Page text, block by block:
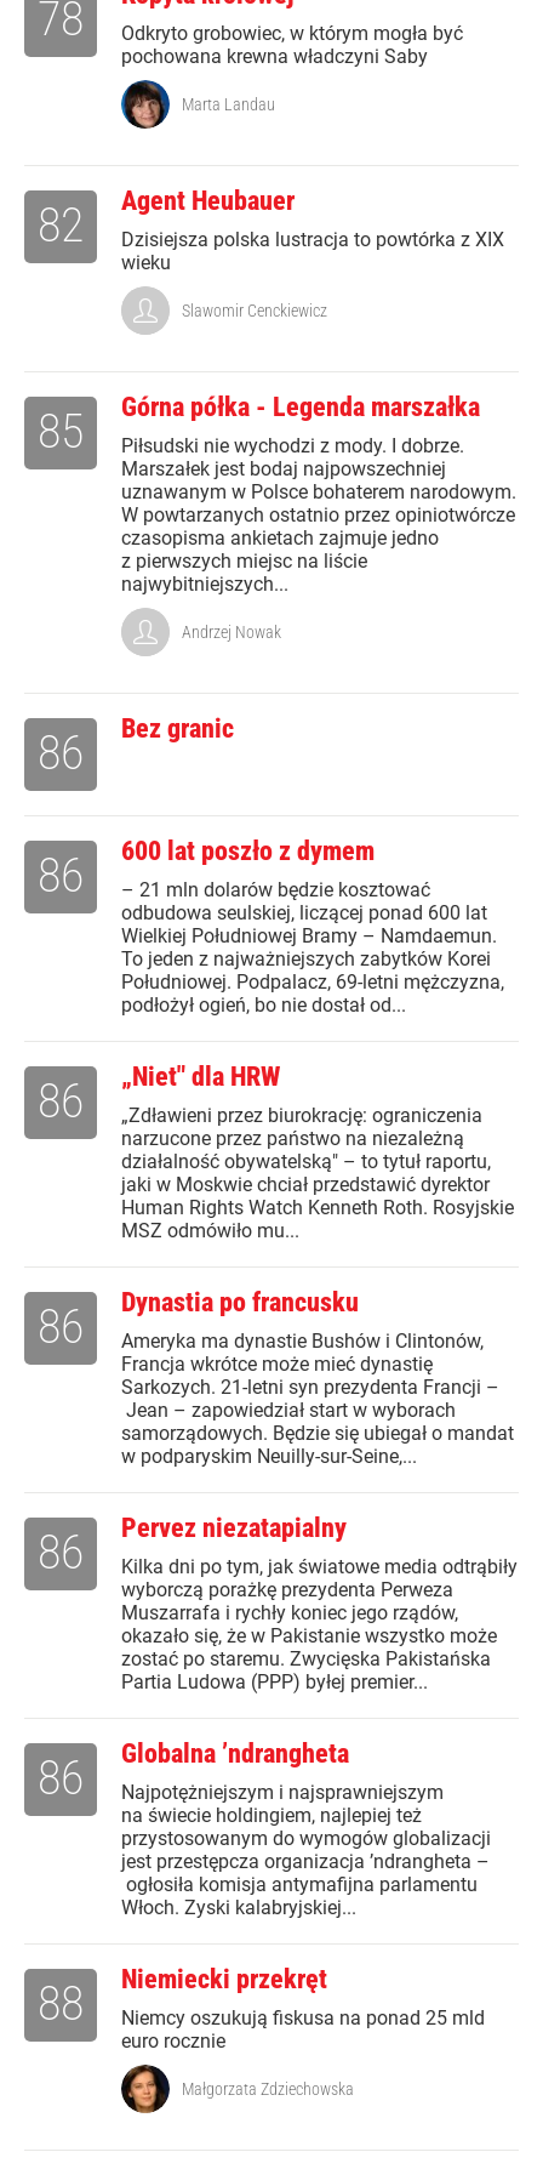
Odkryto grobowiec, w którym mogła być
pochowana krewna władczyni Saby
78
Marta Landau
Agent Heubauer
Dzisiejsza polska lustracja to powtórka z XIX
wieku
82
Slawomir Cenckiewicz
Górna półka - Legenda marszałka
Piłsudski nie wychodzi z mody. I dobrze.
Marszałek jest bodaj najpowszechniej
uznawanym w Polsce bohaterem narodowym.
W powtarzanych ostatnio przez opiniotwórcze
czasopisma ankietach zajmuje jedno
z pierwszych miejsc na liście
najwybitniejszych...
85
Andrzej Nowak
Bez granic
86
600 lat poszło z dymem
– 21 mln dolarów będzie kosztować
odbudowa seulskiej, liczącej ponad 600 lat
Wielkiej Południowej Bramy – Namdaemun.
To jeden z najważniejszych zabytków Korei
Południowej. Podpalacz, 69-letni mężczyzna,
podłożył ogień, bo nie dostał od...
86
„Niet" dla HRW
„Zdławieni przez biurokrację: ograniczenia
narzucone przez państwo na niezależną
działalność obywatelską" – to tytuł raportu,
jaki w Moskwie chciał przedstawić dyrektor
Human Rights Watch Kenneth Roth. Rosyjskie
MSZ odmówiło mu...
86
Dynastia po francusku
Ameryka ma dynastie Bushów i Clintonów,
Francja wkrótce może mieć dynastię
Sarkozych. 21-letni syn prezydenta Francji –
Jean – zapowiedział start w wyborach
samorządowych. Będzie się ubiegał o mandat
w podparyskim Neuilly-sur-Seine,...
86
Pervez niezatapialny
Kilka dni po tym, jak światowe media odtrąbiły
wyborczą porażkę prezydenta Perweza
Muszarrafa i rychły koniec jego rządów,
okazało się, że w Pakistanie wszystko może
zostać po staremu. Zwycięska Pakistańska
Partia Ludowa (PPP) byłej premier...
86
Globalna ’ndrangheta
Najpotężniejszym i najsprawniejszym
na świecie holdingiem, najlepiej też
przystosowanym do wymogów globalizacji
jest przestępcza organizacja ’ndrangheta –
ogłosiła komisja antymafijna parlamentu
Włoch. Zyski kalabryjskiej...
86
Niemiecki przekręt
Niemcy oszukują fiskusa na ponad 25 mld
euro rocznie
88
Małgorzata Zdziechowska